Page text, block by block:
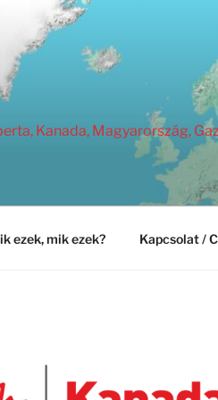
Kanada, Magyarország,
ezek, mik ezek? Kapcsolat /